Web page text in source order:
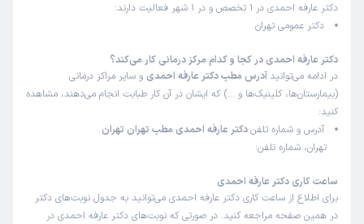
دکتر عارفه احمدی در 1 تخصص و در 1 شهر فعالیت دارند:
دکتر عمومی تهران
دکتر عارفه احمدی در کجا و کدام مرکز درمانی کار می‌کند؟
در ادامه می‌توانید آدرس مطب دکتر عارفه احمدی و سایر مراکز درمانی
(بیمارستان‌ها، کلینیک‌ها و …) که ایشان در آن کار طبابت انجام می‌دهند، مشاهده
کنید:
آدرس و شماره تلفندکتر عارفه احمدی مطب تهران تهران
تهران، شماره تلفن:
ساعت کاری دکتر عارفه احمدی
برای اطلاع از ساعت کاری دکتر عارفه احمدی می‌توانید به جدول نوبت‌های دکتر
در همین صفحه مراجعه کنید. در صورتی که نوبت‌های دکتر عارفه احمدی در